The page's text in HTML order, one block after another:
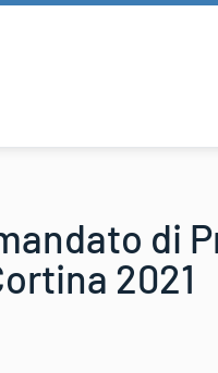
di
2021